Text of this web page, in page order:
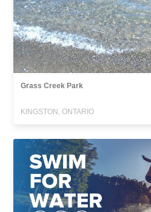
Grass Creek Park
KINGSTON, ONTARIO